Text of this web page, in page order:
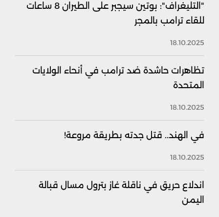
"التليغراف": بوتين سيجبر على الطيران 8 ساعات
للقاء ترامب بالمجر
18.10.2025
تظاهرات حاشدة ضد ترامب في أنحاء الولايات
المتحدة
18.10.2025
في الهند.. قتل جدته بطريقة مروعة!
18.10.2025
اندلاع حريق في ناقلة غاز بترول مسال قبالة
اليمن